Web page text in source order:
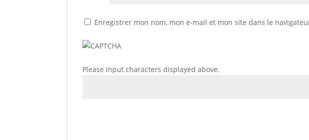
Enregistrer mon nom, mon e-mail et mon site dans le
Please input characters displayed above.